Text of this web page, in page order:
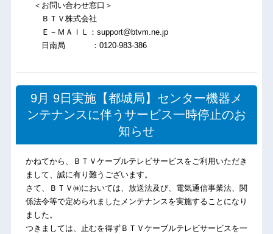
＜お問い合わせ窓口＞
ＢＴＶ株式会社
Ｅ－ＭＡＩＬ：support@btvm.ne.jp
日南局 ：0120-983-386
9月 9日実施【都城局】センター機器メ
ンテナンスに伴うサービス一時停止のお
知らせ
かねてから、ＢＴＶケーブルテレビサービスをご利用いただき
まして、誠に有り難うございます。
さて、ＢＴＶ㈱においては、放送法及び、電気通信事業法、関
係法令等で定められましたメンテナンスを実施することになり
ました。
つきましては、止むを得ずＢＴＶケーブルテレビサービスを一